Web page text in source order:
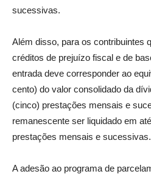
sucessivas.
Além disso, para os contribuintes
créditos de prejuízo fiscal e de
entrada deve corresponder ao
cento) do valor consolidado da
(cinco) prestações mensais e
remanescente ser liquidado em
prestações mensais e sucessivas.
A adesão ao programa de